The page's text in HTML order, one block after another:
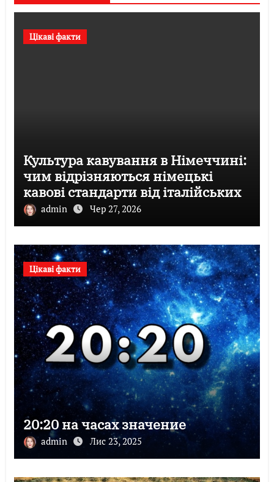
Цікаві факти
Культура кавування в Німеччині:
чим відрізняються німецькі
кавові стандарти від італійських
admin Чер 27, 2026
Цікаві факти
20:20 на часах значение
admin Лис 23, 2025